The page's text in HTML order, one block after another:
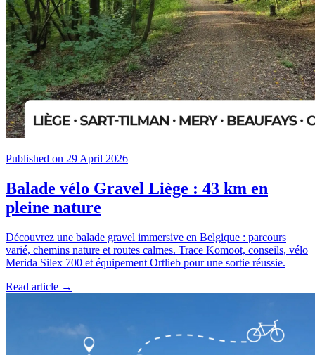
Published on 29 April 2026
Balade vélo Gravel Liège : 43 km en
pleine nature
Découvrez une balade gravel immersive en Belgique : parcours
varié, chemins nature et routes calmes. Trace Komoot, conseils, vélo
Merida Silex 700 et équipement Ortlieb pour une sortie réussie.
Read article →